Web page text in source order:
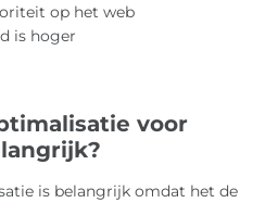
op het web
is hoger
voor
is belangrijk omdat het de